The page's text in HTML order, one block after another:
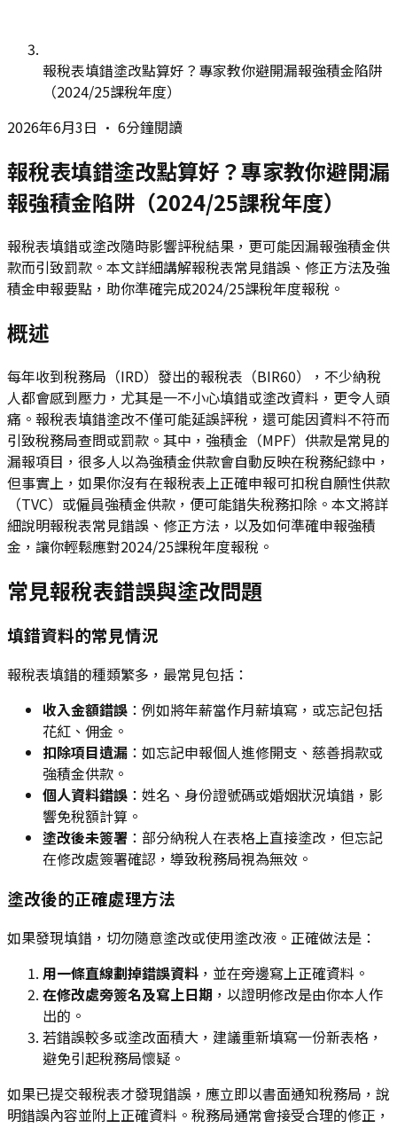
報稅表填錯塗改點算好？專家教你避開漏報強積金陷阱
（2024/25課稅年度）
2026年6月3日 • 6分鐘閱讀
報稅表填錯塗改點算好？專家教你避開漏
報強積金陷阱（2024/25課稅年度）
報稅表填錯或塗改隨時影響評稅結果，更可能因漏報強積金供
款而引致罰款。本文詳細講解報稅表常見錯誤、修正方法及強
積金申報要點，助你準確完成2024/25課稅年度報稅。
概述
每年收到稅務局（IRD）發出的報稅表（BIR60），不少納稅
人都會感到壓力，尤其是一不小心填錯或塗改資料，更令人頭
痛。報稅表填錯塗改不僅可能延誤評稅，還可能因資料不符而
引致稅務局查問或罰款。其中，強積金（MPF）供款是常見的
漏報項目，很多人以為強積金供款會自動反映在稅務紀錄中，
但事實上，如果你沒有在報稅表上正確申報可扣稅自願性供款
（TVC）或僱員強積金供款，便可能錯失稅務扣除。本文將詳
細說明報稅表常見錯誤、修正方法，以及如何準確申報強積
金，讓你輕鬆應對2024/25課稅年度報稅。
常見報稅表錯誤與塗改問題
填錯資料的常見情況
報稅表填錯的種類繁多，最常見包括：
收入金額錯誤 ：例如將年薪當作月薪填寫，或忘記包括
花紅、佣金。
扣除項目遺漏 ：如忘記申報個人進修開支、慈善捐款或
強積金供款。
個人資料錯誤 ：姓名、身份證號碼或婚姻狀況填錯，影
響免稅額計算。
塗改後未簽署 ：部分納稅人在表格上直接塗改，但忘記
在修改處簽署確認，導致稅務局視為無效。
塗改後的正確處理方法
如果發現填錯，切勿隨意塗改或使用塗改液。正確做法是：
用一條直線劃掉錯誤資料 ，並在旁邊寫上正確資料。
在修改處旁簽名及寫上日期 ，以證明修改是由你本人作
出的。
若錯誤較多或塗改面積大，建議重新填寫一份新表格，
避免引起稅務局懷疑。
如果已提交報稅表才發現錯誤，應立即以書面通知稅務局，說
明錯誤內容並附上正確資料。稅務局通常會接受合理的修正，